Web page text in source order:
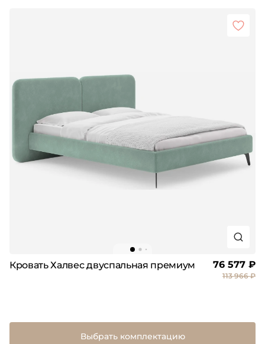
Кровать Халвес двуспальная премиум 76 577 ₽
113 966 ₽
Выбрать комплектацию